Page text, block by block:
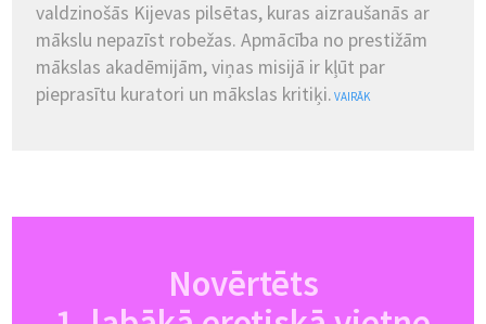
valdzinošās Kijevas pilsētas, kuras aizraušanās ar
mākslu nepazīst robežas. Apmācība no prestižām
mākslas akadēmijām, viņas misijā ir kļūt par
pieprasītu kuratori un mākslas kritiķi. VAIRĀK
Novērtēts